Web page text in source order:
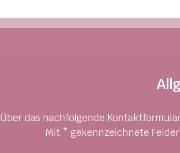
Über das nachfolgende
Mit * gekennzeichnete